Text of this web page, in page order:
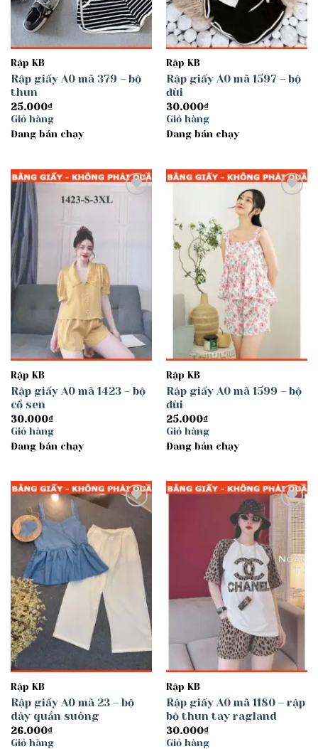
Rập KB
Rập giấy A0 mã 379 – bộ
thun
25.000₫
Giỏ hàng
Đang bán chạy
Rập KB
Rập giấy A0 mã 1597 – bộ
đùi
30.000₫
Giỏ hàng
Đang bán chạy
Add to
Rập KB
Rập giấy A0 mã 1423 – bộ
cổ sen
30.000₫
Giỏ hàng
Đang bán chạy
Rập KB
Rập giấy A0 mã 1599 – bộ
đùi
25.000₫
Giỏ hàng
Đang bán chạy
wishlist
Rập KB
Rập giấy A0 mã 23 – bộ
dây quần suông
26.000₫
Giỏ hàng
Add to
wishlist
Rập KB
Rập giấy A0 mã 1180 – rập
bộ thun tay ragland
30.000₫
Giỏ hàng